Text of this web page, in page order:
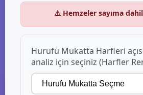
⚠️ Hemzeler sayıma
Hurufu Mukatta Harfleri
analiz için seçiniz (Harfler